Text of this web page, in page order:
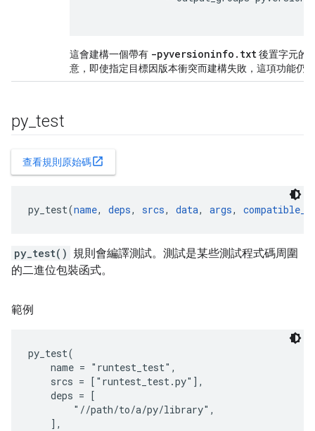
這會建構一個帶有 -pyversioninfo . txt後置字元的
意，即使指定目標因版本衝突而建構失敗，這項功能仍
py_test
查看規則原始碼open_in_new
py_test(name, deps, srcs, data, args,
py_test() 規則會編譯測試。測試是某些測試程式碼周圍
的二進位包裝函式。
範例
py_test(
    name = "runtest_test",
    srcs = ["runtest_test.py"],
    deps = [
        "//path/to/a/py/library",
    ],